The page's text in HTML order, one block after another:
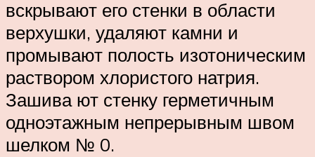
вскрывают его стенки в области
верхушки, удаляют камни и
промывают полость изотоническим
раствором хлористого натрия.
Зашива ют стенку герметичным
одноэтажным непрерывным швом
шел­ком № 0.